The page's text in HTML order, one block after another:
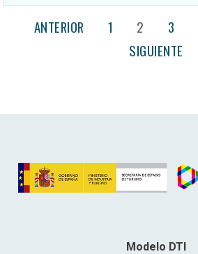
ANTERIOR 1 2 3
SIGUIENTE
Modelo DTI